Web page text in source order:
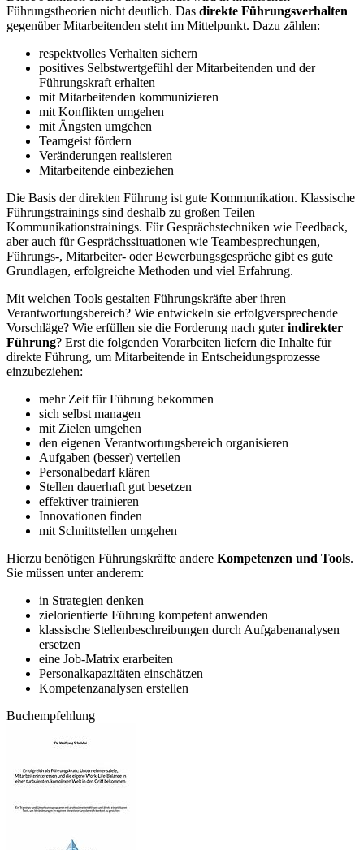
Führungstheorien nicht deutlich. Das direkte Führungsverhalten
gegenüber Mitarbeitenden steht im Mittelpunkt. Dazu zählen:
respektvolles Verhalten sichern
positives Selbstwertgefühl der Mitarbeitenden und der
Führungskraft erhalten
mit Mitarbeitenden kommunizieren
mit Konflikten umgehen
mit Ängsten umgehen
Teamgeist fördern
Veränderungen realisieren
Mitarbeitende einbeziehen
Die Basis der direkten Führung ist gute Kommunikation. Klassische
Führungstrainings sind deshalb zu großen Teilen
Kommunikationstrainings. Für Gesprächstechniken wie Feedback,
aber auch für Gesprächssituationen wie Teambesprechungen,
Führungs-, Mitarbeiter- oder Bewerbungsgespräche gibt es gute
Grundlagen, erfolgreiche Methoden und viel Erfahrung.
Mit welchen Tools gestalten Führungskräfte aber ihren
Verantwortungsbereich? Wie entwickeln sie erfolgversprechende
Vorschläge? Wie erfüllen sie die Forderung nach guterindirekter
Führung? Erst die folgenden Vorarbeiten liefern die Inhalte für
direkte Führung, um Mitarbeitende in Entscheidungsprozesse
einzubeziehen:
mehr Zeit für Führung bekommen
sich selbst managen
mit Zielen umgehen
den eigenen Verantwortungsbereich organisieren
Aufgaben (besser) verteilen
Personalbedarf klären
Stellen dauerhaft gut besetzen
effektiver trainieren
Innovationen finden
mit Schnittstellen umgehen
Hierzu benötigen Führungskräfte andere Kompetenzen und Tools.
Sie müssen unter anderem:
in Strategien denken
zielorientierte Führung kompetent anwenden
klassische Stellenbeschreibungen durch Aufgabenanalysen
ersetzen
eine Job-Matrix erarbeiten
Personalkapazitäten einschätzen
Kompetenzanalysen erstellen
Buchempfehlung